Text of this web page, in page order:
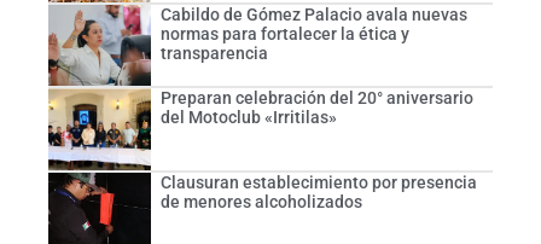
Cabildo de Gómez Palacio avala nuevas
normas para fortalecer la ética y
transparencia
Preparan celebración del 20° aniversario
del Motoclub «Irritilas»
Clausuran establecimiento por presencia
de menores alcoholizados